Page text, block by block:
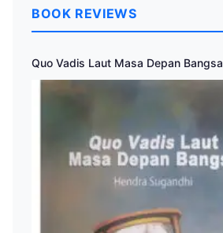
BOOK REVIEWS
Quo Vadis Laut Masa Depan Bangsa